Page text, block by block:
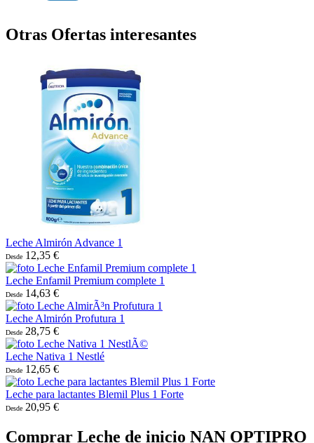
Otras Ofertas interesantes
Leche Almirón Advance 1
Desde 12,35 €
Leche Enfamil Premium complete 1
Desde 14,63 €
Leche Almirón Profutura 1
Desde 28,75 €
Leche Nativa 1 Nestlé
Desde 12,65 €
Leche para lactantes Blemil Plus 1 Forte
Desde 20,95 €
Comprar Leche de inicio NAN OPTIPRO